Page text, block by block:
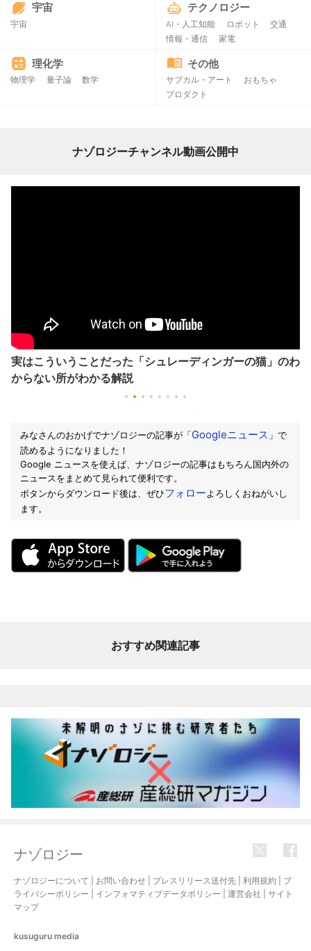
宇宙
宇宙
テクノロジー
AI・人工知能 ロボット
交通
情報・通信
家電
理化学
物理学 量子論 数学
その他
サブカル・アート
おもちゃ
プロダクト
ナゾロジーチャンネル動画公開中
実はこういうことだった「シュレーディンガーの猫」のわ
からない所がわかる解説
みなさんのおかげでナゾロジーの記事が「Googleニュース 」で
読めるようになりました！
Google ニュースを使えば、ナゾロジーの記事はもちろん国内外の
ニュースをまとめて見られて便利です。
ボタンからダウンロード後は、ぜひフォローよろしくおねがいし
ます。
おすすめ関連記事
ナゾロジー
ナゾロジーについて お問い合わせ プレスリリース送付先 利用規約
プ
ライバシーポリシー
インフォマティブデータポリシー 運営会社
サイト
マップ
kusuguru media